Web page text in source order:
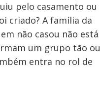
pelo casamento ou
criado? A família da
não casou não está
um grupo tão ou
entra no rol de